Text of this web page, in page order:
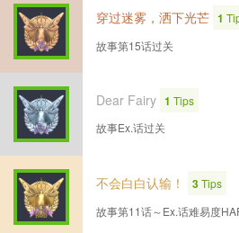
穿过迷雾，洒下光芒 1
故事第15话过关
Dear Fairy 1 Tips
故事Ex.话过关
不会白白认输！ 3Tips
故事第11话～Ex.话难易度